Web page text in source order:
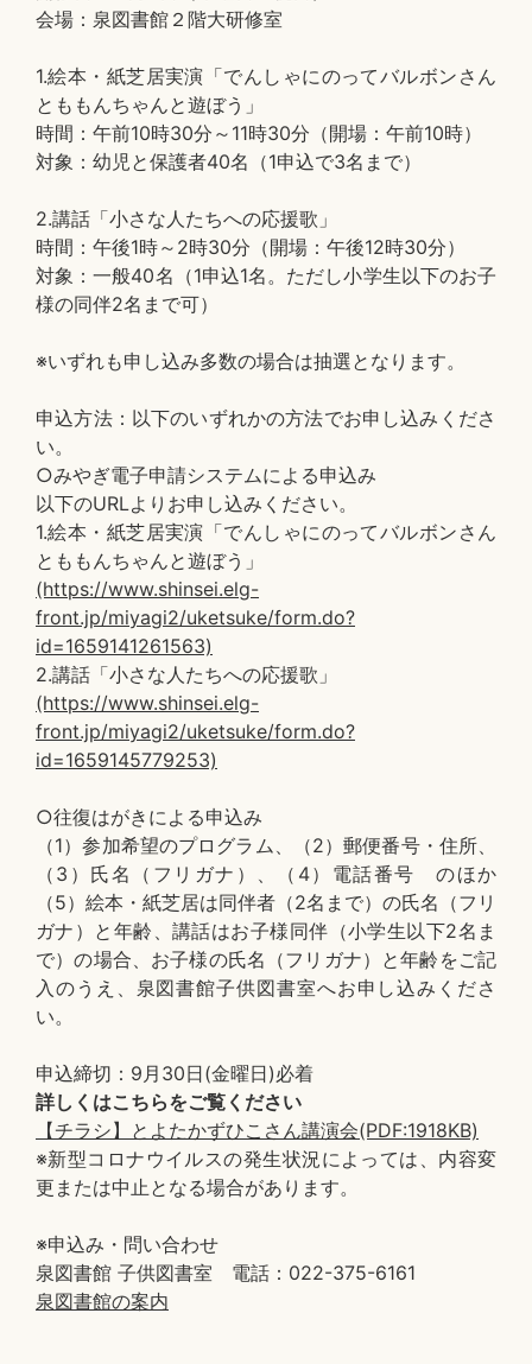
会場：泉図書館２階大研修室
1.絵本・紙芝居実演「でんしゃにのってバルボンさん
とももんちゃんと遊ぼう」
時間：午前10時30分～11時30分（開場：午前10時）
対象：幼児と保護者40名（1申込で3名まで）
2.講話「小さな人たちへの応援歌」
時間：午後1時～2時30分（開場：午後12時30分）
対象：一般40名（1申込1名。ただし小学生以下のお子
様の同伴2名まで可）
※いずれも申し込み多数の場合は抽選となります。
申込方法：以下のいずれかの方法でお申し込みくださ
い。
○みやぎ電子申請システムによる申込み
以下のURLよりお申し込みください。
1.絵本・紙芝居実演「でんしゃにのってバルボンさん
とももんちゃんと遊ぼう」
(https://www.shinsei.elg-
front.jp/miyagi2/uketsuke/form.do?
id=1659141261563)
2.講話「小さな人たちへの応援歌」
(https://www.shinsei.elg-
front.jp/miyagi2/uketsuke/form.do?
id=1659145779253)
○往復はがきによる申込み
（1）参加希望のプログラム、（2）郵便番号・住所、
（3）氏名（フリガナ）、（4）電話番号 のほか
（5）絵本・紙芝居は同伴者（2名まで）の氏名（フリ
ガナ）と年齢、講話はお子様同伴（小学生以下2名ま
で）の場合、お子様の氏名（フリガナ）と年齢をご記
入のうえ、泉図書館子供図書室へお申し込みくださ
い。
申込締切：9月30日(金曜日)必着
詳しくはこちらをご覧ください
【チラシ】とよたかずひこさん講演会(PDF:1918KB)
※新型コロナウイルスの発生状況によっては、内容変
更または中止となる場合があります。
※申込み・問い合わせ
泉図書館 子供図書室 電話：022-375-6161
泉図書館の案内